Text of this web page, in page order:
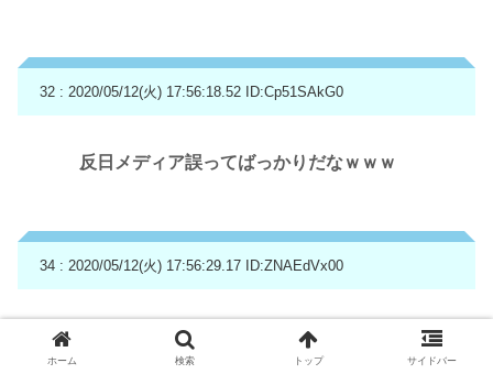
32 : 2020/05/12(火) 17:56:18.52 ID:Cp51SAkG0
反日メディア誤ってばっかりだなｗｗｗ
34 : 2020/05/12(火) 17:56:29.17 ID:ZNAEdVx00
東京新聞の従業員を全検査して記事にすればい
ホーム 検索 トップ サイドバー